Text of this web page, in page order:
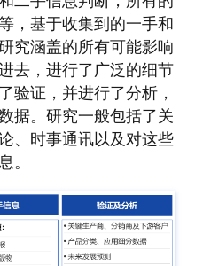
，基于收集到的一手和
究涵盖的所有可能影响
去，进行了广泛的细节
验证，并进行了分析，
据。研究一般包括了关
、时事通讯以及对这些
。